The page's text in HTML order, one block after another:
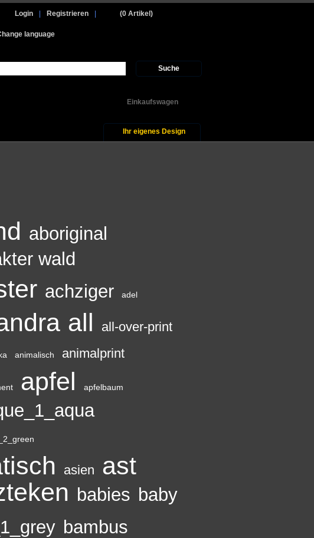
Login Registrieren (0 Artikel)
language
Suche
Einkaufswagen
Ihr eigenes Design
aboriginal
wald
achziger adel
all all-over-print
animalisch animalprint
apfel apfelbaum
asien ast
babies baby
bambus